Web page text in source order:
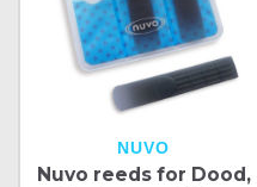
NUVO
Nuvo reeds for Dood,